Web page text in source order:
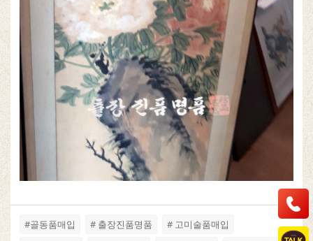
#골동품매입 # 출장진품명품
# 고미술품매입